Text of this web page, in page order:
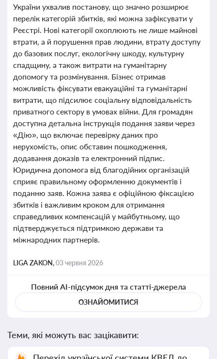
України ухвалив постанову, що значно розширює
перелік категорій збитків, які можна зафіксувати у
Реєстрі. Нові категорії охоплюють не лише майнові
втрати, а й порушення прав людини, втрату доступу
до базових послуг, екологічну шкоду, культурну
спадщину, а також витрати на гуманітарну
допомогу та розмінування. Бізнес отримав
можливість фіксувати евакуаційні та гуманітарні
витрати, що підсилює соціальну відповідальність
приватного сектору в умовах війни. Для громадян
доступна детальна інструкція подання заяви через
«Дію», що включає перевірку даних про
нерухомість, опис обставин пошкодження,
додавання доказів та електронний підпис.
Юридична допомога від благодійних організацій
сприяє правильному оформленню документів і
поданню заяв. Кожна заява є офіційною фіксацією
збитків і важливим кроком для отримання
справедливих компенсацій у майбутньому, що
підтверджується підтримкою держави та
міжнародних партнерів.
LIGA ZAKON,03 червня 2026
Повний AI-підсумок дня та статті-джерела
ОЗНАЙОМИТИСЯ
Теми, які можуть вас зацікавити: